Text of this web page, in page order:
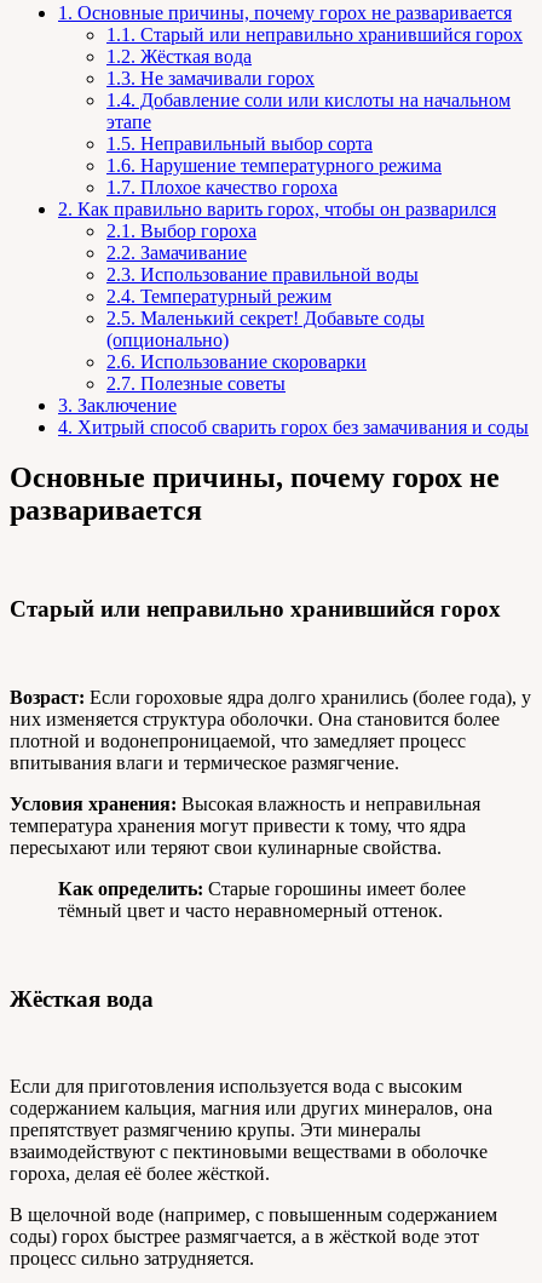
1. Основные причины, почему горох не разваривается
1.1. Старый или неправильно хранившийся горох
1.2. Жёсткая вода
1.3. Не замачивали горох
1.4. Добавление соли или кислоты на начальном
этапе
1.5. Неправильный выбор сорта
1.6. Нарушение температурного режима
1.7. Плохое качество гороха
2. Как правильно варить горох, чтобы он разварился
2.1. Выбор гороха
2.2. Замачивание
2.3. Использование правильной воды
2.4. Температурный режим
2.5. Маленький секрет! Добавьте соды
(опционально)
2.6. Использование скороварки
2.7. Полезные советы
3. Заключение
4. Хитрый способ сварить горох без замачивания и соды
Основные причины, почему горох не
разваривается
Старый или неправильно хранившийся горох
Возраст: Если гороховые ядра долго хранились (более года), у
них изменяется структура оболочки. Она становится более
плотной и водонепроницаемой, что замедляет процесс
впитывания влаги и термическое размягчение.
Условия хранения: Высокая влажность и неправильная
температура хранения могут привести к тому, что ядра
пересыхают или теряют свои кулинарные свойства.
Как определить: Старые горошины имеет более
тёмный цвет и часто неравномерный оттенок.
Жёсткая вода
Если для приготовления используется вода с высоким
содержанием кальция, магния или других минералов, она
препятствует размягчению крупы. Эти минералы
взаимодействуют с пектиновыми веществами в оболочке
гороха, делая её более жёсткой.
В щелочной воде (например, с повышенным содержанием
соды) горох быстрее размягчается, а в жёсткой воде этот
процесс сильно затрудняется.